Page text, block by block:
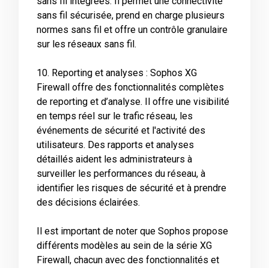
sans fil sécurisée, prend en charge plusieurs
normes sans fil et offre un contrôle granulaire
sur les réseaux sans fil.
10. Reporting et analyses : Sophos XG
Firewall offre des fonctionnalités complètes
de reporting et d’analyse. Il offre une visibilité
en temps réel sur le trafic réseau, les
événements de sécurité et l'activité des
utilisateurs. Des rapports et analyses
détaillés aident les administrateurs à
surveiller les performances du réseau, à
identifier les risques de sécurité et à prendre
des décisions éclairées.
Il est important de noter que Sophos propose
différents modèles au sein de la série XG
Firewall, chacun avec des fonctionnalités et